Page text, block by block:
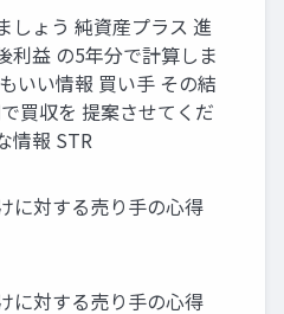
しょう 純資産プラス 進
利益 の5年分で計算しま
いい情報 買い手 その結
買収を 提案させてくだ
情報 STR
に対する売り手の心得
に対する売り手の心得